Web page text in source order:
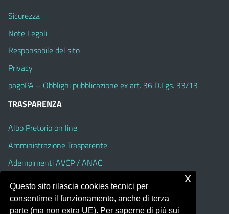
Sicurezza
Note Legali
Responsabile del sito
Privacy
pagoPA – Obblighi pubblicazione ex art. 36 D.Lgs. 33/13
TRASPARENZA
Albo Pretorio on line
Amministrazione Trasparente
Adempimenti AVCP / ANAC
Accesso Civico
Dichiarazione di accessibilità
Questo sito rilascia cookies tecnici per
consentirne il funzionamento, anche di terza
parte (ma non extra UE). Per saperne di più sui
x